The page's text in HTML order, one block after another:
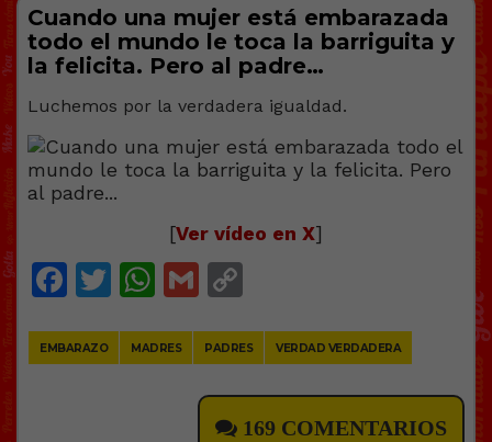
Cuando una mujer está embarazada
todo el mundo le toca la barriguita y
la felicita. Pero al padre…
Luchemos por la verdadera igualdad.
[Ver vídeo en X]
Facebook
Twitter
WhatsApp
Gmail
EMBARAZO MADRES PADRES VERDAD VERDADERA
169 COMENTARIOS